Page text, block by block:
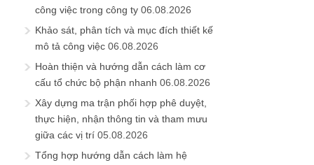
công việc trong công ty 06.08.2026
Khảo sát, phân tích và mục đích thiết kế
mô tả công việc 06.08.2026
Hoàn thiện và hướng dẫn cách làm cơ
cấu tổ chức bộ phận nhanh 06.08.2026
Xây dựng ma trận phối hợp phê duyệt,
thực hiện, nhận thông tin và tham mưu
giữa các vị trí 05.08.2026
Tổng hợp hướng dẫn cách làm hệ